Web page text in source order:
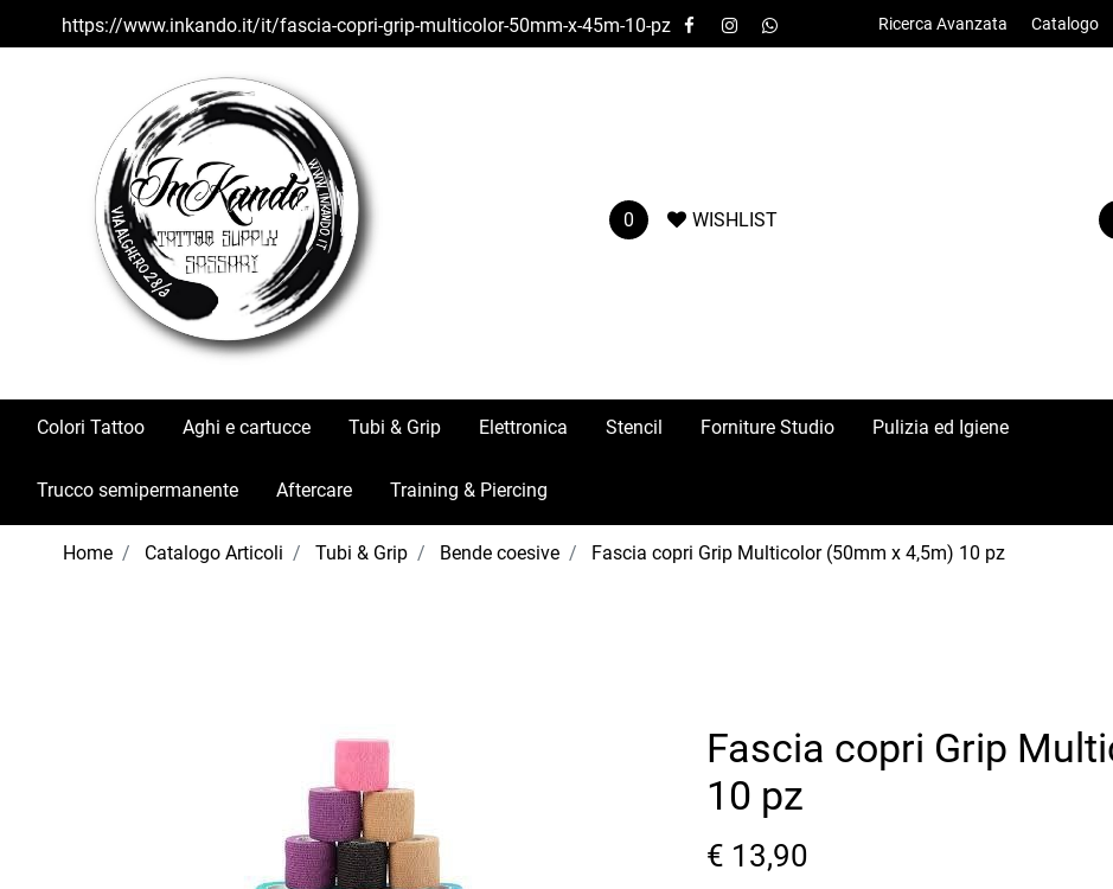
https://www.inkando.it/it/fascia-copri-grip-multicolor-50mm-x-45m-10-pz Ricerca Avanzata Catalogo
0 WISHLIST
Colori Tattoo Aghi e cartucce Tubi & Grip Elettronica Stencil Forniture Studio Pulizia ed Igiene
Trucco semipermanente Aftercare Training & Piercing
Home Catalogo Articoli Tubi & Grip Bende coesive Fascia copri Grip Multicolor (50mm x 4,5m) 10 pz
Fascia copri Grip
10 pz
€ 13,90